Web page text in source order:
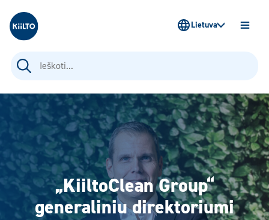
Kiilto Lietuva
Ieškoti:
Lietuva
„KiiltoClean Group“
generaliniu direktoriumi